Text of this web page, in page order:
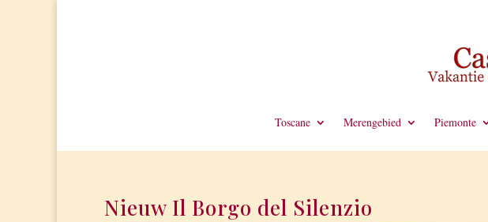
Toscane Merengebied Piemonte
Nieuw Il Borgo del Silenzio